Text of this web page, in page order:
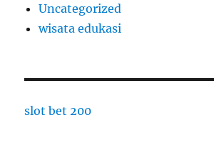
Uncategorized
wisata edukasi
slot bet 200